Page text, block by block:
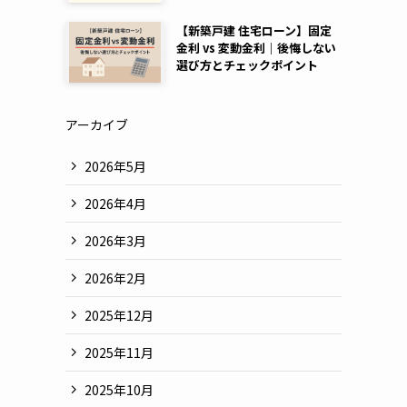
【新築戸建 住宅ローン】固定
金利 vs 変動金利｜後悔しない
選び方とチェックポイント
アーカイブ
2026年5月
2026年4月
2026年3月
2026年2月
2025年12月
2025年11月
2025年10月